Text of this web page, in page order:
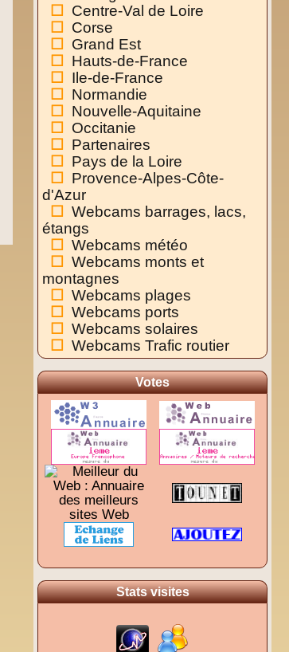
Centre-Val de Loire
Corse
Grand Est
Hauts-de-France
Ile-de-France
Normandie
Nouvelle-Aquitaine
Occitanie
Partenaires
Pays de la Loire
Provence-Alpes-Côte-
d'Azur
Webcams barrages, lacs,
étangs
Webcams météo
Webcams monts et
montagnes
Webcams plages
Webcams ports
Webcams solaires
Webcams Trafic routier
Votes
Stats visites